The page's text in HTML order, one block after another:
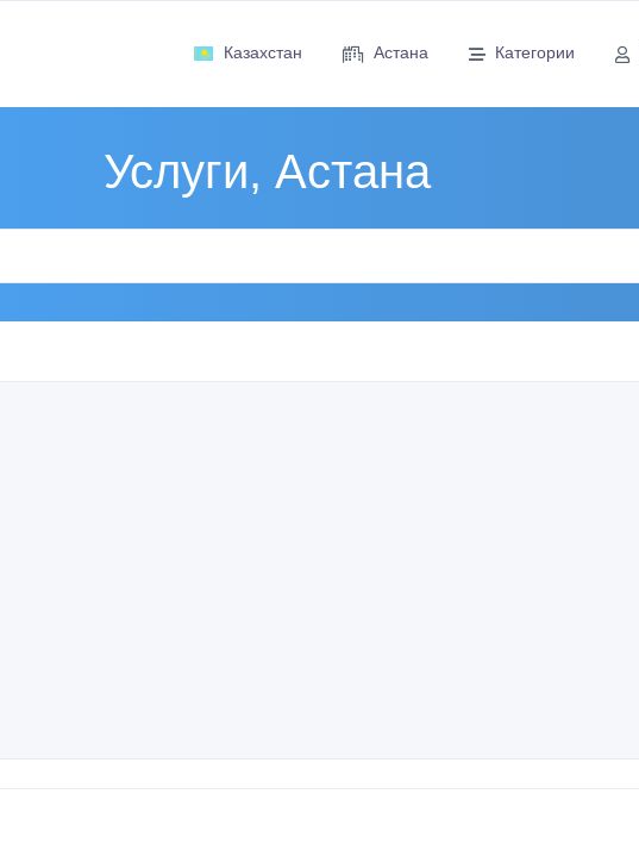
Казахстан Астана Категории
Услуги, Астана